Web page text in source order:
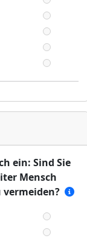
ein: Sind Sie
Mensch
vermeiden?